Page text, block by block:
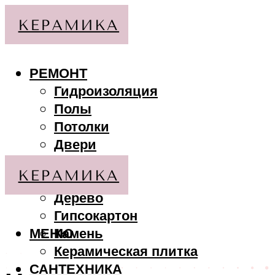
РЕМОНТ
Гидроизоляция
Полы
Потолки
Двери
МАТЕРИАЛЫ
Дерево
Гипсокартон
Камень
Керамическая плитка
САНТЕХНИКА
МЕНЮ